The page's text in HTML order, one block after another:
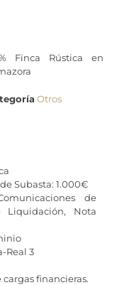
Finca Rústica en
Otros
Subasta: 1.000€
de
Nota
Real 3
financieras.